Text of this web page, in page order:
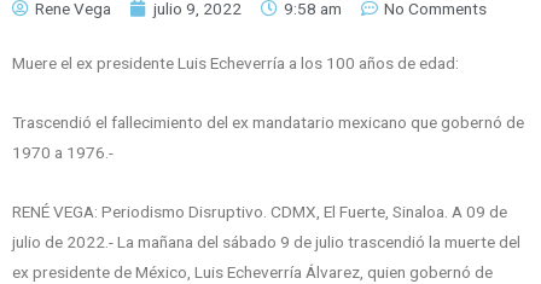
Rene Vega julio 9, 2022 9:58 am No Comments
Muere el ex presidente Luis Echeverría a los 100 años de edad:
Trascendió el fallecimiento del ex mandatario mexicano que gobernó de
1970 a 1976.-
RENÉ VEGA: Periodismo Disruptivo. CDMX, El Fuerte, Sinaloa. A 09 de
julio de 2022.- La mañana del sábado 9 de julio trascendió la muerte del
ex presidente de México, Luis Echeverría Álvarez, quien gobernó de